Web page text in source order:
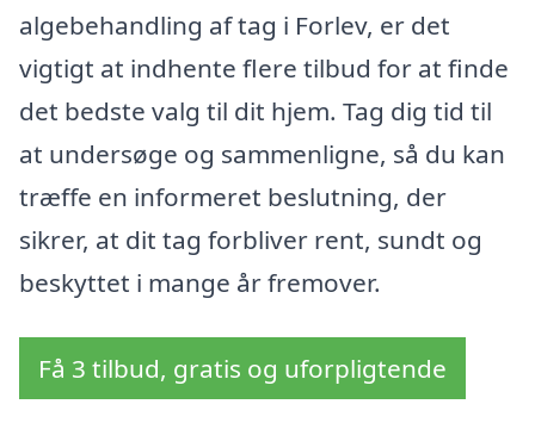
algebehandling af tag i Forlev, er det
vigtigt at indhente flere tilbud for at finde
det bedste valg til dit hjem. Tag dig tid til
at undersøge og sammenligne, så du kan
træffe en informeret beslutning, der
sikrer, at dit tag forbliver rent, sundt og
beskyttet i mange år fremover.
Få 3 tilbud, gratis og uforpligtende